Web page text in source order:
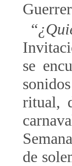
“
se
ritual,
de